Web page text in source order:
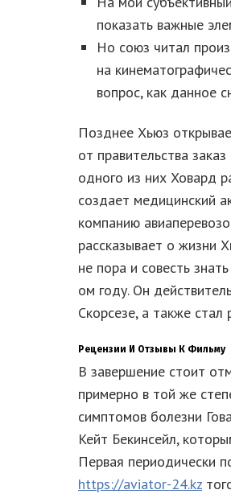
показать важные
Но союз читал
на
вопрос, как данное
Позднее Хьюз
от правительства
одного из них Ховард
создает медицинский
компанию
рассказывает о жизни
не пора и совесть
ом году. Он
Скорсезе, а также
Рецензии И Отзывы К Фильму
В завершение стоит
примерно в той же
симптомов болезни
Кейт Бекинсейл,
Первая периодически
https://aviator-24.kz